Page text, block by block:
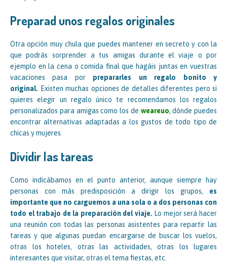
Preparad unos regalos originales
Otra opción muy chula que puedes mantener en secreto y con la
que podrás sorprender a tus amigas durante el viaje o por
ejemplo en la cena o comida final que hagáis juntas en vuestras
vacaciones pasa por prepararles un regalo bonito y
original. Existen muchas opciones de detalles diferentes pero si
quieres elegir un regalo único te recomendamos los regalos
personalizados para amigas como los de weareuo, dónde puedes
encontrar alternativas adaptadas a los gustos de todo tipo de
chicas y mujeres.
Dividir las tareas
Como indicábamos en el punto anterior, aunque siempre hay
personas con más predisposición a dirigir los grupos, es
importante que no carguemos a una sola o a dos personas con
todo el trabajo de la preparación del viaje. Lo mejor será hacer
una reunión con todas las personas asistentes para repartir las
tareas y que algunas puedan encargarse de buscar los vuelos,
otras los hoteles, otras las actividades, otras los lugares
interesantes que visitar, otras el tema fiestas, etc.